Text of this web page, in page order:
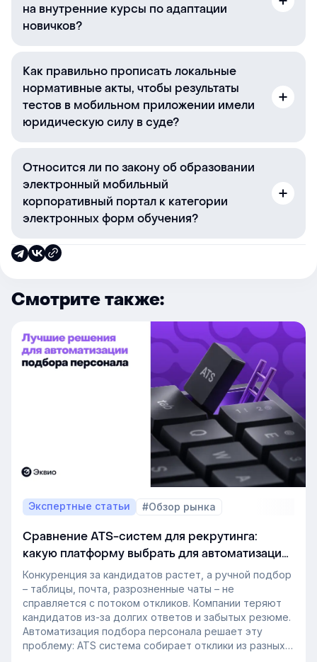
на внутренние курсы по адаптации
новичков?
Как правильно прописать локальные
нормативные акты, чтобы результаты
тестов в мобильном приложении имели
юридическую силу в суде?
Относится ли по закону об образовании
электронный мобильный
корпоративный портал к категории
электронных форм обучения?
Смотрите также:
Экспертные статьи #Обзор рынка
Сравнение ATS-систем для рекрутинга:
какую платформу выбрать для автоматизации
подбора персонала
Конкуренция за кандидатов растет, а ручной подбор
– таблицы, почта, разрозненные чаты – не
справляется с потоком откликов. Компании теряют
кандидатов из-за долгих ответов и забытых резюме.
Автоматизация подбора персонала решает эту
проблему: ATS система собирает отклики из разных